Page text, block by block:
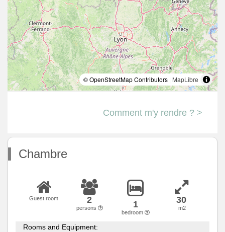
© OpenStreetMap Contributors | MapLibre
Comment m'y rendre ? >
Chambre
Guest room 2
persons 1
bedroom
30
m2
Rooms and Equipment: